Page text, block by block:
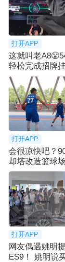
打开APP
这就叫老
轻松完成招牌
扣！！！
打开APP
会很凉快吧？
却塔改造篮球
出新潮流！
打开APP
网友偶遇姚明
ES9！ 姚明说